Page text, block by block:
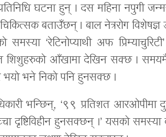
घटना हुन् । दस महिना नपुगी
बताउँछन् । बाल नेत्ररोग
समस्या ‘रेटिनोप्याथी अफ
शिशुहरुको आँखामा देखिन सक्छ ।
भयो भने निको पनि हुनसक्छ ।
भन्छिन्, ‘९९ प्रतिशत
दृष्टिविहीन हुनसक्छन् ।’ यसको